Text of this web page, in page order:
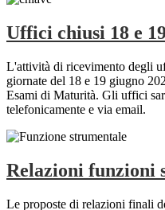
Uffici chiusi 18 e
L'attività di ricevimento degli
giornate del 18 e 19 giugno
Esami di Maturità. Gli uffici
telefonicamente e via email.
Relazioni funzioni
Le proposte di relazioni finali